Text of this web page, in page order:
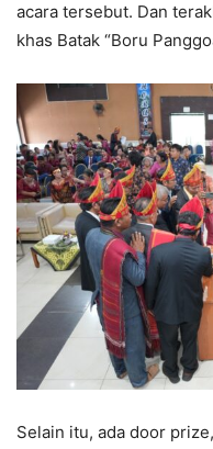
acara tersebut. Dan
khas Batak “Boru
Selain itu, ada door